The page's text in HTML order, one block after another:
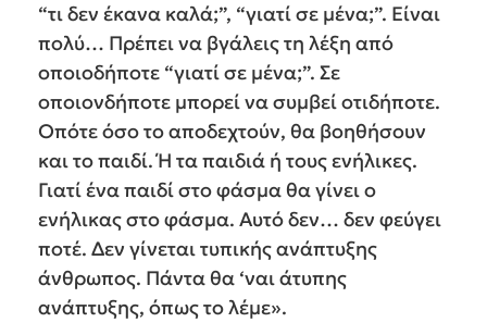
“τι δεν έκανα καλά;”, “γιατί σε μένα;”. Είναι
πολύ… Πρέπει να βγάλεις τη λέξη από
οποιοδήποτε “γιατί σε μένα;”. Σε
οποιονδήποτε μπορεί να συμβεί οτιδήποτε.
Οπότε όσο το αποδεχτούν, θα βοηθήσουν
και το παιδί. Ή τα παιδιά ή τους ενήλικες.
Γιατί ένα παιδί στο φάσμα θα γίνει ο
ενήλικας στο φάσμα. Αυτό δεν… δεν φεύγει
ποτέ. Δεν γίνεται τυπικής ανάπτυξης
άνθρωπος. Πάντα θα ‘ναι άτυπης
ανάπτυξης, όπως το λέμε».